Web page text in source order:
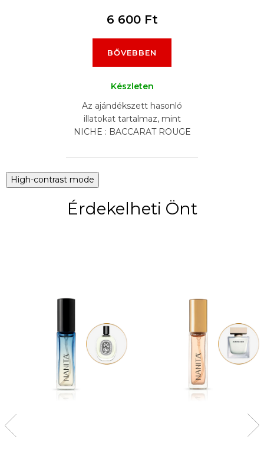
6 600 Ft
BŐVEBBEN
Készleten
Az ajándékszett hasonló
illatokat tartalmaz, mint
NICHE : BACCARAT ROUGE
BYREDO GYPSY WATER,...
High-contrast mode
Érdekelheti Önt